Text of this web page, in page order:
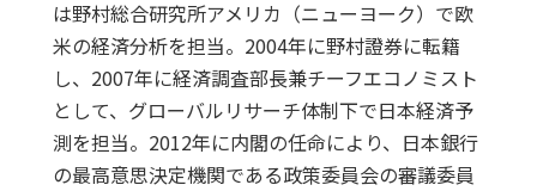
は野村総合研究所アメリカ（ニューヨーク）で欧
米の経済分析を担当。2004年に野村證券に転籍
し、2007年に経済調査部長兼チーフエコノミスト
として、グローバルリサーチ体制下で日本経済予
測を担当。2012年に内閣の任命により、日本銀行
の最高意思決定機関である政策委員会の審議委員